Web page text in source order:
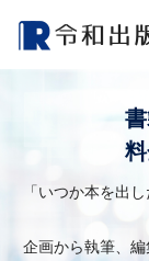
「いつか本を出
企画から執筆、